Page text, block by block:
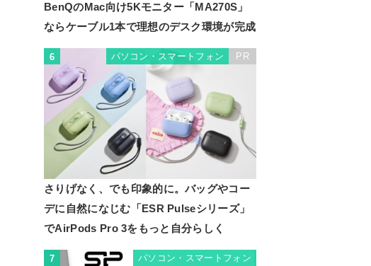
BenQのMac向け5Kモニター「MA270S」
ならケーブル1本で理想のデスク環境が完成
6 パソコン・スマートフォン PR
さりげなく、でも印象的に。バッグやコー
デに自然になじむ「ESR Pulseシリーズ」
でAirPods Pro 3をもっと自分らしく
7 パソコン・スマートフォン